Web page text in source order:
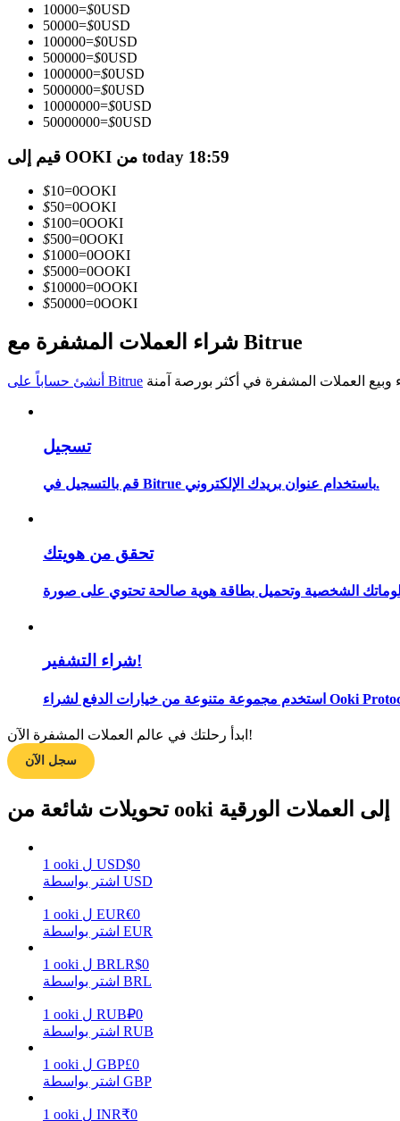
انضم إلى أفضل المتداولين
كن متداول نسخ
استمتع بتقاسم الأرباح وعمولات نسخ التداول
معلومة
مرشد
دليل المبتدئين للعقود الآجلة
استراتيجيات التداول
تعلم كيفية البقاء مربحة
10000=$0USD
50000=$0USD
100000=$0USD
500000=$0USD
1000000=$0USD
5000000=$0USD
10000000=$0USD
50000000=$0USD
قيم إلى OOKI من today 18:59
$10=0OOKI
$50=0OOKI
$100=0OOKI
$500=0OOKI
$1000=0OOKI
$5000=0OOKI
$10000=0OOKI
$50000=0OOKI
شراء العملات المشفرة مع Bitrue
أنشئ حساباً على Bitrue
تسجيل
قم بالتسجيل في Bitrue باستخدام عنوان بريدك الإلكتروني.
تحقق من هويتك
شراء التشفير!
ابدأ رحلتك في عالم العملات المشفرة الآن!
سجل الآن
تحويلات شائعة من ooki إلى العملات الورقية
1 ooki ل USD$0
اشتر بواسطة USD
1 ooki ل EUR€0
اشتر بواسطة EUR
1 ooki ل BRLR$0
اشتر بواسطة BRL
1 ooki ل RUB₽0
اشتر بواسطة RUB
1 ooki ل GBP£0
اشتر بواسطة GBP
1 ooki ل INR₹0